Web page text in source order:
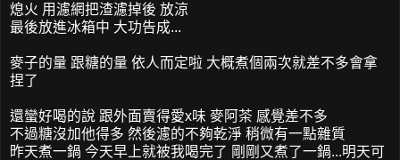
熄火 用濾網把渣濾掉後 放涼
最後放進冰箱中 大功告成...
麥子的量 跟糖的量 依人而定啦 大概煮個兩次就差不多會拿
捏了
還蠻好喝的說 跟外面賣得愛x味 麥阿茶 感覺差不多
不過糖沒加他得多 然後濾的不夠乾淨 稍微有一點雜質
昨天煮一鍋 今天早上就被我喝完了 剛剛又煮了一鍋...明天可